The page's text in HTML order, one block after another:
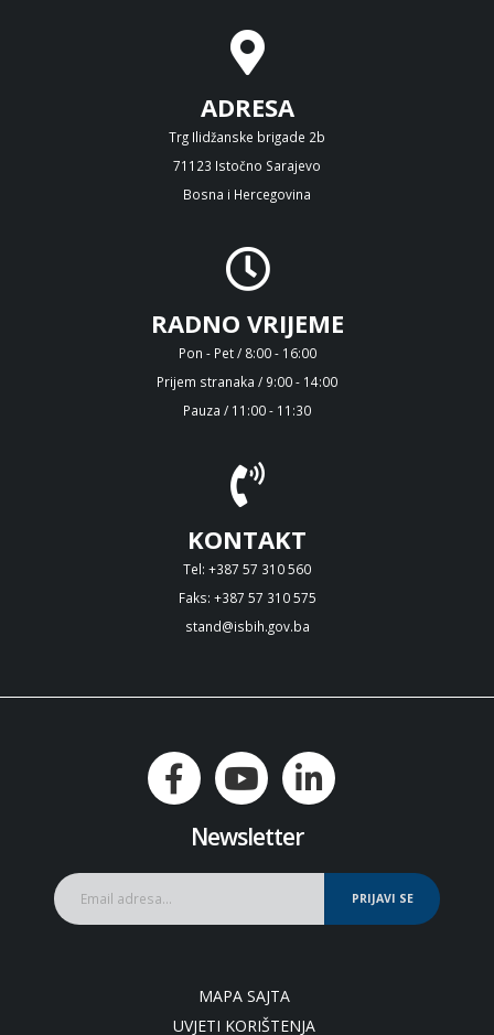
ADRESA
Trg Ilidžanske brigade 2b
71123 Istočno Sarajevo
Bosna i Hercegovina
RADNO VRIJEME
Pon - Pet / 8:00 - 16:00
Prijem stranaka / 9:00 - 14:00
Pauza / 11:00 - 11:30
KONTAKT
Tel: +387 57 310 560
Faks: +387 57 310 575
stand@isbih.gov.ba
Newsletter
PRIJAVI SE
MAPA SAJTA
UVJETI KORIŠTENJA